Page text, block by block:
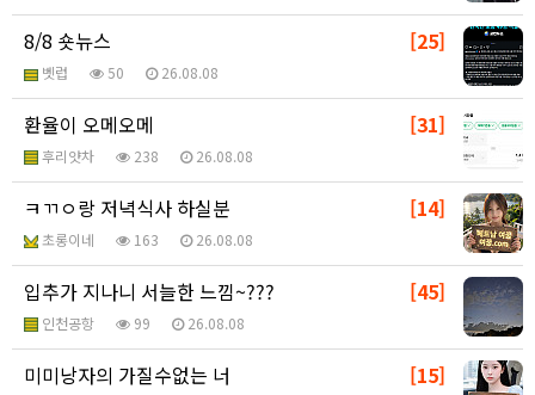
[25]
8/8 숏뉴스
벳럽 50 26.08.08
[31]
환율이 오메오메
후리얏차 238 26.08.08
[14]
ㅋㄲㅇ랑 저녁식사 하실분
초롱이네 163 26.08.08
[45]
입추가 지나니 서늘한 느낌~???
인천공항 99 26.08.08
[15]
미미낭자의 가질수없는 너